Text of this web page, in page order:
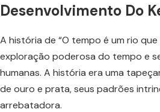
Desenvolvimento Do
A história de “O tempo é um rio
exploração poderosa do tempo e
humanas. A história era uma
de ouro e prata, seus padrões
arrebatadora.